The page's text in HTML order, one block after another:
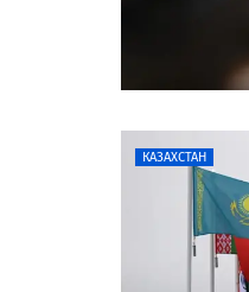
КАЗАХСТАН